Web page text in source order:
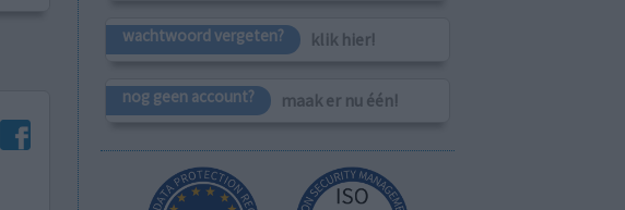
wachtwoord vergeten? klik hier!
nog geen account? maak er nu één!